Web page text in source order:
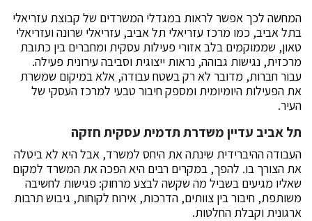
המחשה לכך אפשר לראות במגדלי המשרדים של קבוצת עזריאלי
בתל אביב, כמו מרכז עזריאלי תל אביב, עזריאלי שרונה ועזריאלי
טאון, שממוקמים בלב אזורי פעילות עסקית ומחברים בין כתובת
מרכזית, נגישות גבוהה, נראות ייצוגית וסביבה עירונית פעילה.
עבור חברות, מדובר לא רק בשטח עבודה, אלא במיקום שמשרת
את הפעילות היומיומית ומספק חיבור טבעי למרכז העסקי של
העיר.
תל אביב עדיין משדרת תדמית עסקית חזקה
העבודה ההיברידית שינתה את היחס למשרד, אבל היא לא ביטלה
את הצורך בו. להפך, במקרים רבים היא הפכה את המשרד למקום
שאליו מגיעים בשביל מה שקשה לבצע מרחוק: פגישות לחשיבה
משותפת, חיבור בין צוותים, הדרכות, אירוח לקוחות, גיבוש תרבות
ארגונית וקבלת החלטות.